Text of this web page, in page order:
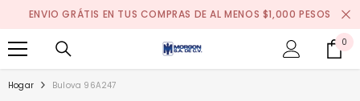
SALTAR AL CONTENIDO
ENVIO GRÁTIS EN TUS COMPRAS DE AL MENOS $1,000 PESOS
0
Hogar Bulova 96A247